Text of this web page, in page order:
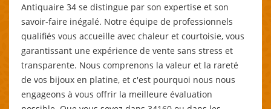
Antiquaire 34 se distingue par son expertise et son
savoir-faire inégalé. Notre équipe de professionnels
qualifiés vous accueille avec chaleur et courtoisie, vous
garantissant une expérience de vente sans stress et
transparente. Nous comprenons la valeur et la rareté
de vos bijoux en platine, et c'est pourquoi nous nous
engageons à vous offrir la meilleure évaluation